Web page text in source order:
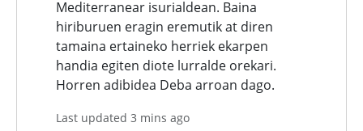
Mediterranear isurialdean. Baina
hiriburuen eragin eremutik at diren
tamaina ertaineko herriek ekarpen
handia egiten diote lurralde orekari.
Horren adibidea Deba arroan dago.
Last updated 3 mins ago